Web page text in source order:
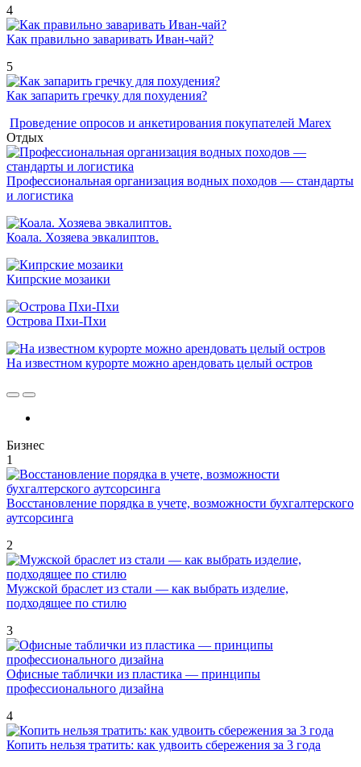
4
Как правильно заваривать Иван-чай?
5
Как запарить гречку для похудения?
Проведение опросов и анкетирования покупателей Marex
Отдых
Профессиональная организация водных походов — стандарты
и логистика
Коала. Хозяева эвкалиптов.
Кипрские мозаики
Острова Пхи-Пхи
На известном курорте можно арендовать целый остров
Бизнес
1
Восстановление порядка в учете, возможности бухгалтерского
аутсорсинга
2
Мужской браслет из стали — как выбрать изделие,
подходящее по стилю
3
Офисные таблички из пластика — принципы
профессионального дизайна
4
Копить нельзя тратить: как удвоить сбережения за 3 года